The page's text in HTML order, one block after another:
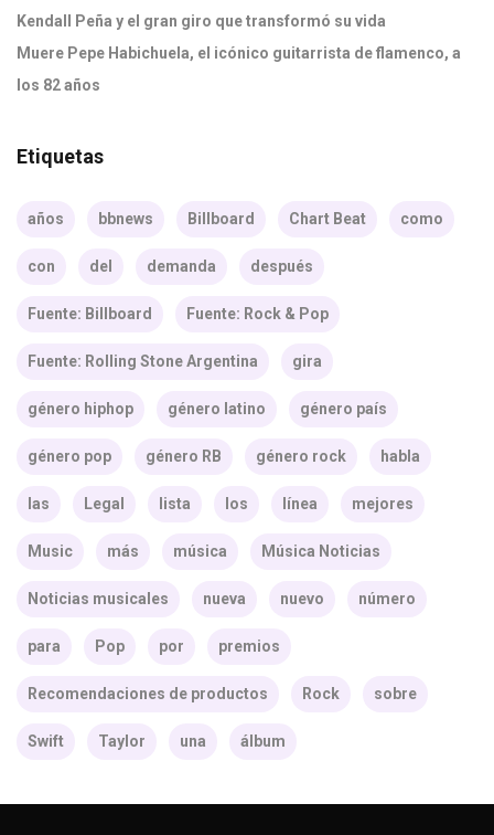
Kendall Peña y el gran giro que transformó su vida
Muere Pepe Habichuela, el icónico guitarrista de flamenco, a
los 82 años
Etiquetas
años bbnews Billboard Chart Beat como
con del demanda después
Fuente: Billboard Fuente: Rock & Pop
Fuente: Rolling Stone Argentina gira
género hiphop género latino género país
género pop género RB género rock habla
las Legal lista los línea mejores
Music más música Música Noticias
Noticias musicales nueva nuevo número
para Pop por premios
Recomendaciones de productos Rock sobre
Swift Taylor una álbum